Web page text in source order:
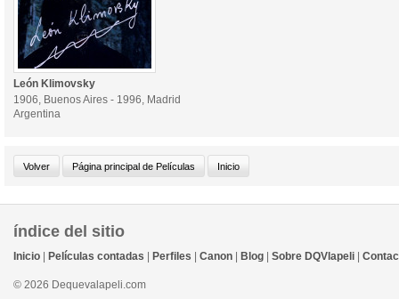
León Klimovsky
1906, Buenos Aires - 1996, Madrid
Argentina
índice del sitio
Inicio Películas contadas Perfiles Canon Blog Sobre DQVlapeli
© 2026 Dequevalapeli.com